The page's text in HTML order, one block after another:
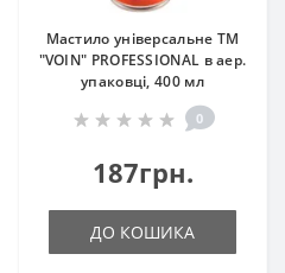
Мастило універсальне ТМ
"VOIN" PROFESSIONAL в аер.
упаковці, 400 мл
0
187грн.
ДО КОШИКА